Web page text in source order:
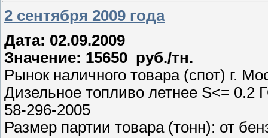
2 сентября 2009 года
Дата: 02.09.2009
Значение: 15650 руб./тн.
Рынок наличного товара (спот) г.
Дизельное топливо летнее S<=
58-296-2005
Размер партии товара (тонн): от